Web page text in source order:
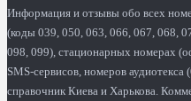
Информация и отзывы обо всех
(коды 039, 050, 063, 066, 067, 068,
098, 099), стационарных номерах
SMS-сервисов, номеров
справочник Киева и Харькова.